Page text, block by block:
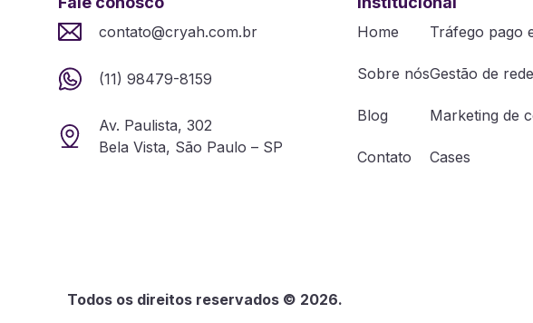
contato@cryah.com.br
(11) 98479-8159
Av. Paulista, 302
Bela Vista, São Paulo – SP
Home
Sobre nós
Blog
Contato
Tráfego pago
Gestão de
Marketing de
Cases
Todos os direitos reservados © 2026.